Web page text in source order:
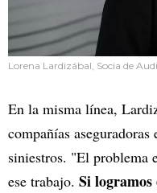
Lorena Lardizábal, Socia de
En la misma línea,
compañías
siniestros. "El problema
ese trabajo. Si